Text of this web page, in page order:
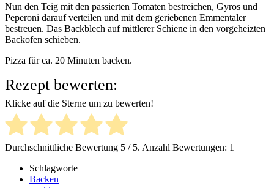
Nun den Teig mit den passierten Tomaten bestreichen, Gyros und
Peperoni darauf verteilen und mit dem geriebenen Emmentaler
bestreuen. Das Backblech auf mittlerer Schiene in den vorgeheizten
Backofen schieben.
Pizza für ca. 20 Minuten backen.
Rezept bewerten:
Klicke auf die Sterne um zu bewerten!
Durchschnittliche Bewertung 5 / 5. Anzahl Bewertungen: 1
Schlagworte
Backen